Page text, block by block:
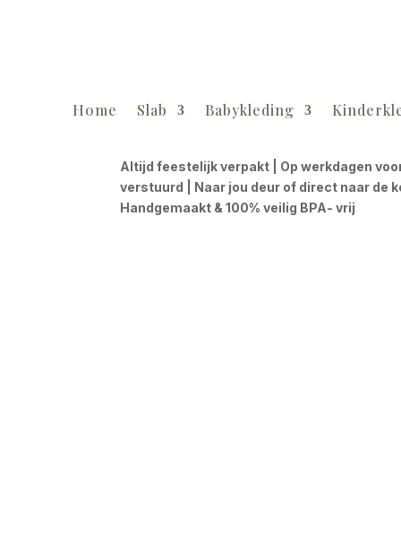
Home Slab Babykleding
Altijd feestelijk verpakt | Op werkdagen
verstuurd | Naar jou deur of direct naar de
Handgemaakt & 100% veilig BPA- vrij